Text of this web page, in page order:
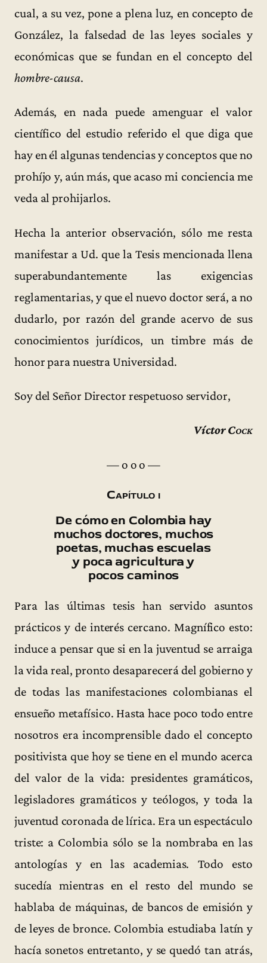
cual, a su vez, pone a plena luz, en concepto de
González, la falsedad de las leyes sociales y
económicas que se fundan en el concepto del
hombre-causa.
Además, en nada puede amenguar el valor
científico del estudio referido el que diga que
hay en él algunas tendencias y conceptos que no
prohíjo y, aún más, que acaso mi conciencia me
veda al prohijarlos.
Hecha la anterior observación, sólo me resta
manifestar a Ud. que la Tesis mencionada llena
superabundantemente las exigencias
reglamentarias, y que el nuevo doctor será, a no
dudarlo, por razón del grande acervo de sus
conocimientos jurídicos, un timbre más de
honor para nuestra Universidad.
Soy del Señor Director respetuoso servidor,
VíctorCock
— o o o —
Capítulo i
De cómo en Colombia hay
muchos doctores, muchos
poetas, muchas escuelas
y poca agricultura y
pocos caminos
Para las últimas tesis han servido asuntos
prácticos y de interés cercano. Magnífico esto:
induce a pensar que si en la juventud se arraiga
la vida real, pronto desaparecerá del gobierno y
de todas las manifestaciones colombianas el
ensueño metafísico. Hasta hace poco todo entre
nosotros era incomprensible dado el concepto
positivista que hoy se tiene en el mundo acerca
del valor de la vida: presidentes gramáticos,
legisladores gramáticos y teólogos, y toda la
juventud coronada de lírica. Era un espectáculo
triste: a Colombia sólo se la nombraba en las
antologías y en las academias. Todo esto
sucedía mientras en el resto del mundo se
hablaba de máquinas, de bancos de emisión y
de leyes de bronce. Colombia estudiaba latín y
hacía sonetos entretanto, y se quedó tan atrás,